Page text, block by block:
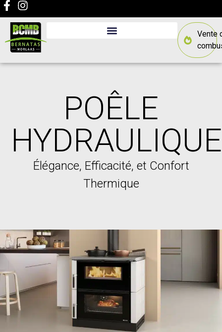
Vente
POÊLE
HYDRAULIQUE
Élégance, Efficacité, et Confort
Thermique